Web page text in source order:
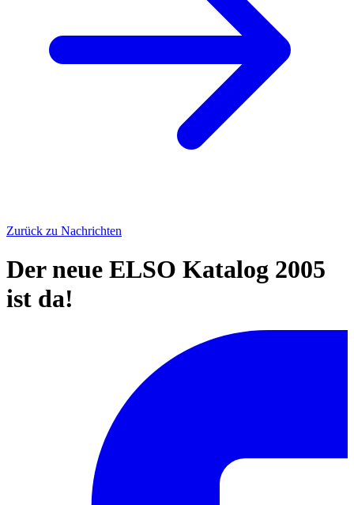
Zurück zu Nachrichten
Der neue ELSO Katalog 2005
ist da!